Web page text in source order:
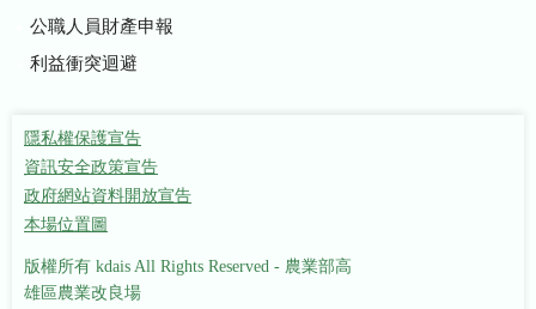
公職人員財產申報
利益衝突迴避
隱私權保護宣告
資訊安全政策宣告
政府網站資料開放宣告
本場位置圖
版權所有 kdais All Rights Reserved - 農業部高
雄區農業改良場